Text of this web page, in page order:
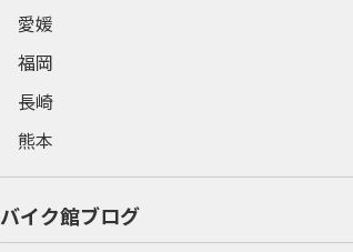
愛媛
福岡
長崎
熊本
バイク館ブログ